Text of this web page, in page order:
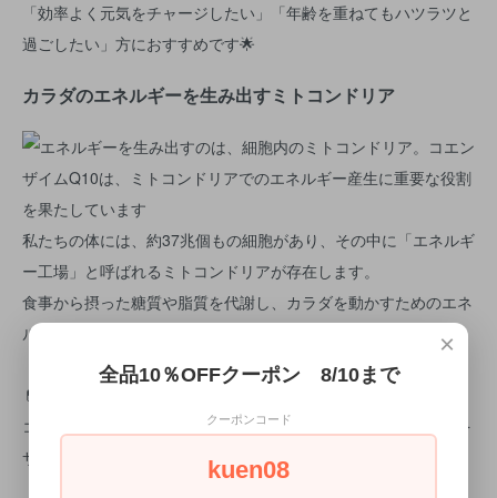
「効率よく元気をチャージしたい」「年齢を重ねてもハツラツと
過ごしたい」方におすすめです🌟
カラダのエネルギーを生み出すミトコンドリア
私たちの体には、約37兆個もの細胞があり、その中に「エネルギ
ー工場」と呼ばれるミトコンドリアが存在します。
食事から摂った糖質や脂質を代謝し、カラダを動かすためのエネ
ルギーを生み出しているのがミトコンドリアです。
💊コエンザイムQ10の役割
コエンザイムQ10は、このミトコンドリアでのエネルギー産生を
サポートする大切な成分です。
×
全品10％OFFクーポン 8/10まで
クーポンコード
kuen08